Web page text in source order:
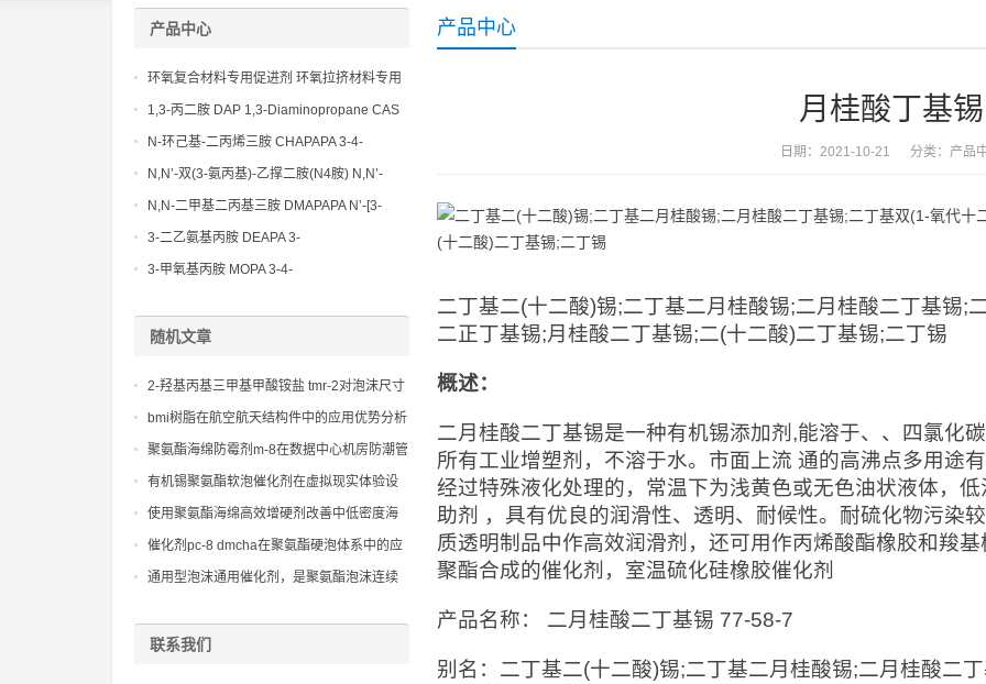
产品中心
月桂酸丁基锡
日期：2021-10-21 分类： 产品
二丁基二(十二酸)锡;二丁基二月桂酸锡;二月桂酸二丁基锡;
二正丁基锡;月桂酸二丁基锡;二(十二酸)二丁基锡;二丁锡
概述：
二月桂酸二丁基锡是一种有机锡添加剂,能溶于、、四氯化
所有工业增塑剂，不溶于水。市面上流 通的高沸点多用途
经过特殊液化处理的，常温下为浅黄色或无色油状液体，
助剂 ，具有优良的润滑性、透明、耐候性。耐硫化物污染
质透明制品中作高效润滑剂，还可用作丙烯酸酯橡胶和羧
聚酯合成的催化剂，室温硫化硅橡胶催化剂
产品名称： 二月桂酸二丁基锡 77-58-7
别名：二丁基二(十二酸)锡;二丁基二月桂酸锡;二月桂酸二
产品中心
环氧复合材料专用促进剂 环氧拉挤材料专用
促进剂 NT EP 120
1,3-丙二胺 DAP 1,3-Diaminopropane CAS
No 109-76-2
N-环己基-二丙烯三胺 CHAPAPA 3-4-
Methoxypropylamine CAS No:5332-73-0
N,N’-双(3-氨丙基)-乙撑二胺(N4胺) N,N’-
Bis(3-aminopropyl)-ethylenediamine CAS
No10563-26-5
N,N-二甲基二丙基三胺 DMAPAPA N’-[3-
(dimethylamino)propyllpropane-1,3-
diamine CAS No10563-29-8
3-二乙氨基丙胺 DEAPA 3-
(Diethylamino)propylamine CAS No 104-
3-甲氧基丙胺 MOPA 3-4-
随机文章
2-羟基丙基三甲基甲酸铵盐 tmr-2对泡沫尺寸
稳定性、抗收缩性和物理性能的积极贡献
bmi树脂在航空航天结构件中的应用优势分析
聚氨酯海绵防霉剂m-8在数据中心机房防潮管
理中的应用
有机锡聚氨酯软泡催化剂在虚拟现实体验设
备中的感官提升
使用聚氨酯海绵高效增硬剂改善中低密度海
绵的压缩负荷性能及长期回弹表现
催化剂pc-8 dmcha在聚氨酯硬泡体系中的应
用，实现快速固化和优异的保温性能。
通用型泡沫通用催化剂，是聚氨酯泡沫连续
联系我们